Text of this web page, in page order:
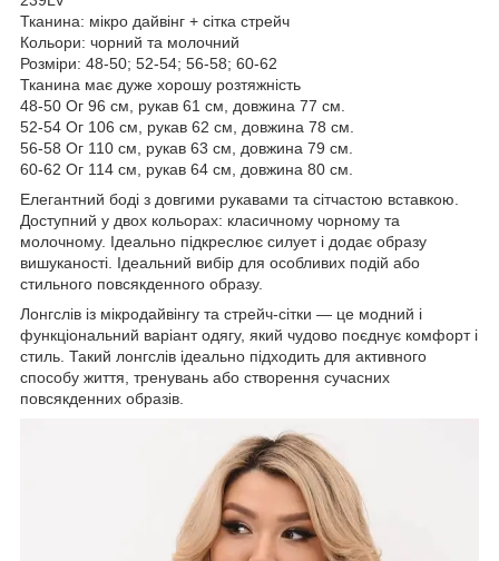
Тканина: мікро дайвінг + сітка стрейч
Кольори: чорний та молочний
Розміри: 48-50; 52-54; 56-58; 60-62
Тканина має дуже хорошу розтяжність
48-50 Ог 96 см, рукав 61 см, довжина 77 см.
52-54 Ог 106 см, рукав 62 см, довжина 78 см.
56-58 Ог 110 см, рукав 63 см, довжина 79 см.
60-62 Ог 114 см, рукав 64 см, довжина 80 см.
Елегантний боді з довгими рукавами та сітчастою вставкою.
Доступний у двох кольорах: класичному чорному та
молочному. Ідеально підкреслює силует і додає образу
вишуканості. Ідеальний вибір для особливих подій або
стильного повсякденного образу.
Лонгслів із мікродайвінгу та стрейч-сітки — це модний і
функціональний варіант одягу, який чудово поєднує комфорт і
стиль. Такий лонгслів ідеально підходить для активного
способу життя, тренувань або створення сучасних
повсякденних образів.